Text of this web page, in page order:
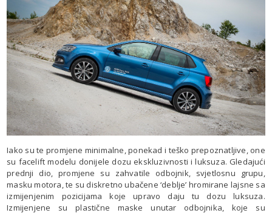
Iako su te promjene minimalne, ponekad i teško prepoznatljive, one
su facelift modelu donijele dozu ekskluzivnosti i luksuza. Gledajući
prednji dio, promjene su zahvatile odbojnik, svjetlosnu grupu,
masku motora, te su diskretno ubačene ‘deblje’ hromirane lajsne sa
izmijenjenim pozicijama koje upravo daju tu dozu luksuza.
Izmijenjene su plastične maske unutar odbojnika, koje su